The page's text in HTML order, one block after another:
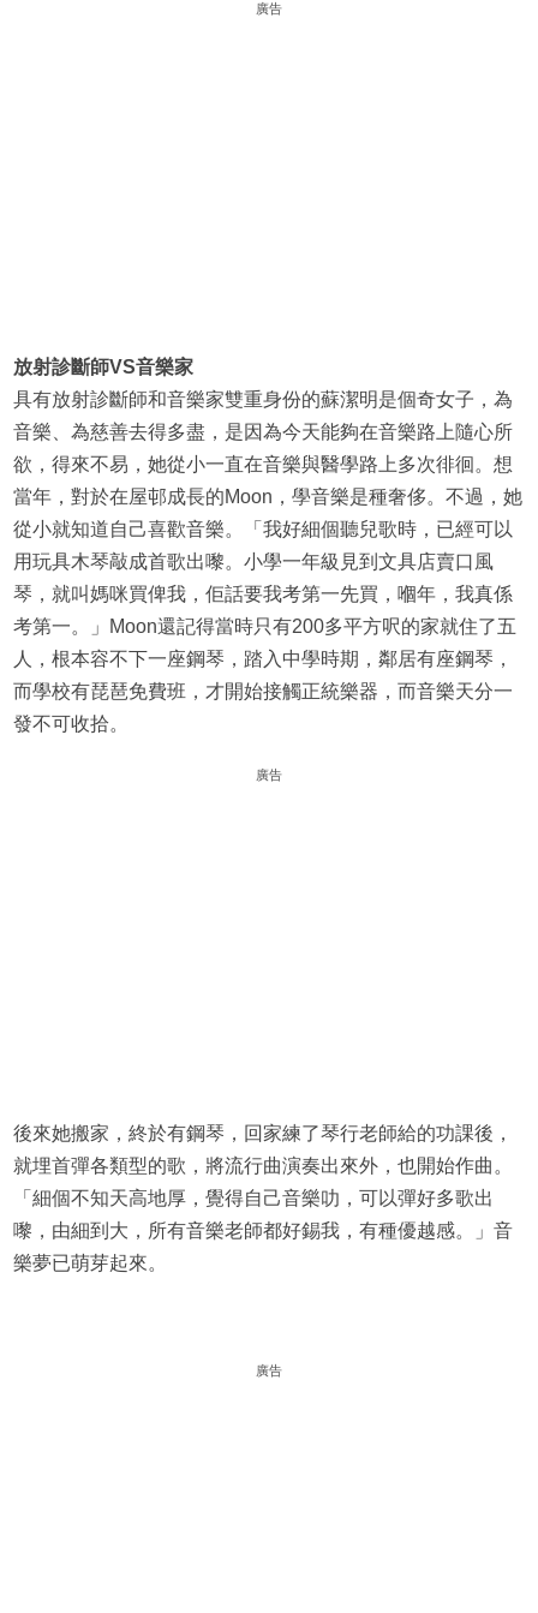
廣告
放射診斷師VS音樂家
具有放射診斷師和音樂家雙重身份的蘇潔明是個奇女子，為
音樂、為慈善去得多盡，是因為今天能夠在音樂路上隨心所
欲，得來不易，她從小一直在音樂與醫學路上多次徘徊。想
當年，對於在屋邨成長的Moon，學音樂是種奢侈。不過，她
從小就知道自己喜歡音樂。「我好細個聽兒歌時，已經可以
用玩具木琴敲成首歌出嚟。小學一年級見到文具店賣口風
琴，就叫媽咪買俾我，佢話要我考第一先買，嗰年，我真係
考第一。」Moon還記得當時只有200多平方呎的家就住了五
人，根本容不下一座鋼琴，踏入中學時期，鄰居有座鋼琴，
而學校有琵琶免費班，才開始接觸正統樂器，而音樂天分一
發不可收拾。
廣告
後來她搬家，終於有鋼琴，回家練了琴行老師給的功課後，
就埋首彈各類型的歌，將流行曲演奏出來外，也開始作曲。
「細個不知天高地厚，覺得自己音樂叻，可以彈好多歌出
嚟，由細到大，所有音樂老師都好錫我，有種優越感。」音
樂夢已萌芽起來。
廣告